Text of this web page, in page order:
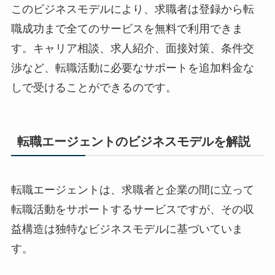
このビジネスモデルにより、求職者は登録から転
職成功まで全てのサービスを無料で利用 できま
す。キャリア相談、求人紹介、面接対策、条件交
渉など、転職活動に必要なサポートを追加料金な
しで受けることができるのです。
転職エージェントのビジネスモデルを解説
転職エージェントは、求職者と企業の間に立って
転職活動をサポートするサービスですが、その収
益構造は独特なビジネスモデルに基づいていま
す。